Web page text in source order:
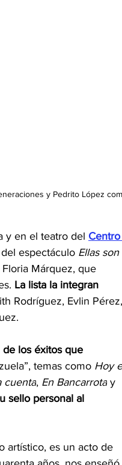
y Pedrito López
y en el teatro del
espectáculo Ellas son
Márquez, que
La lista la integran
Rodríguez, Evlin
los éxitos que
temas como Hoy
cuenta, En Bancarrota y
sello personal al
artístico, es un acto de